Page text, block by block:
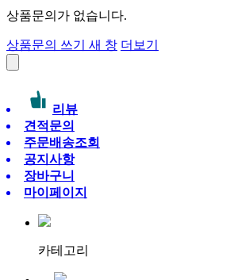
상품문의가 없습니다.
상품문의 쓰기 새 창 더보기
리뷰
견적문의
주문배송조회
공지사항
장바구니
마이페이지
카테고리